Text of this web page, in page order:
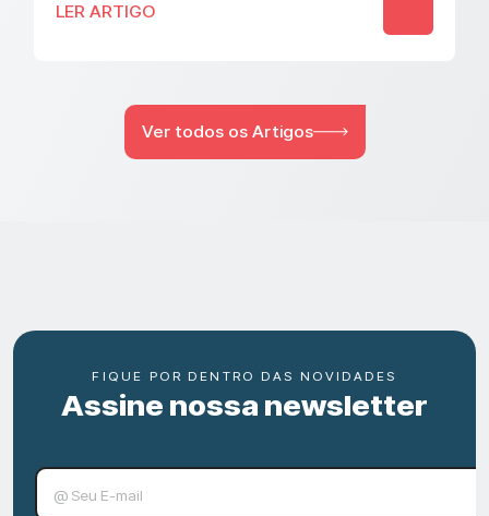
LER ARTIGO
Ver todos os Artigos
FIQUE POR DENTRO DAS NOVIDADES
Assine nossa newsletter